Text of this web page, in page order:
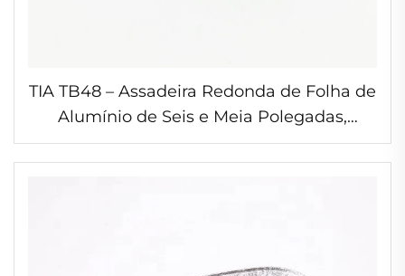
TIA TB48 – Assadeira Redonda de Folha de
Alumínio de Seis e Meia Polegadas,
Assadeira em Forma de Disco, Segura para
Forno